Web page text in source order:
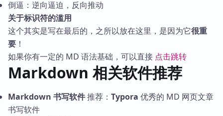
倒逼：逆向逼迫，反向推动
关于标识符的滥用
这个其实是写在最后的，之所以放在这里，是因为它很重
要 ！
如果你有一定的 MD 语法基础，可以直接 点击跳转
Markdown 相关软件推荐
Markdown 书写软件推荐： Typora 优秀的 MD 网页文章
书写软件